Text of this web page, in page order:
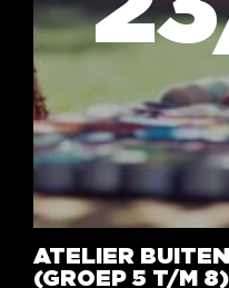
ATELIER
(GROEP 5 T/M 8)